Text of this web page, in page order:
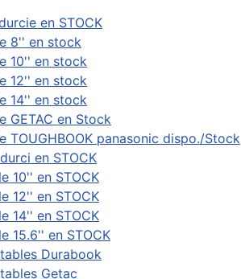
en STOCK
8'' en stock
10'' en stock
12'' en stock
14'' en stock
GETAC en Stock
TOUGHBOOK panasonic dispo./Stock
en STOCK
10'' en STOCK
12'' en STOCK
14'' en STOCK
15.6'' en STOCK
Durabook
Getac